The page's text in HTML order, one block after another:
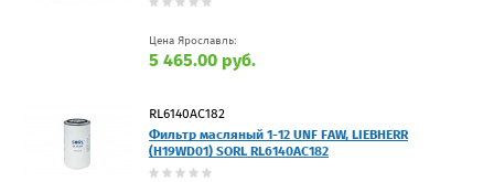
Цена Ярославль:
5 465.00 руб.
RL6140AC182
Фильтр масляный 1-12 UNF FAW, LIEBHERR
(H19WD01) SORL RL6140AC182